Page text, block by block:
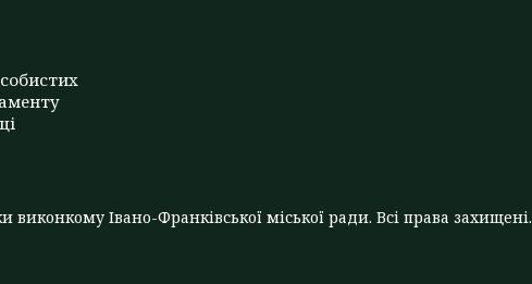
виконкому Івано-Франківської міської ради. Всі права захищені.